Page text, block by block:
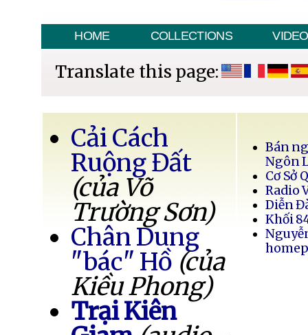
HOME COLLECTIONS VIDEO
Translate this page:
Cải Cách
Ruộng Đất
(của Võ
Trường Sơn)
Chân Dung
"bác" Hồ (của
Kiều Phong)
Trại Kiên
Bán
Ngôn
Cơ Sở
Radio
Diễn
Khối